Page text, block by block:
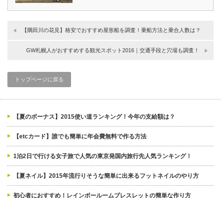
【隅田川の花見】格安でおすすめ屋形船を調査！乗船方法と乗合人数は？
GW札幌人がおすすめする観光スポット2016｜交通手段と穴場も調査！
トップページに戻る
【夏のボーナス】2015使い道ランキング！今年の支給額は？
【etcカード】誰でも簡単に年会費無料で作る方法
1泊2日で行ける女子旅で人気の東京発国内旅行先人気ランキング！
【夏ネイル】2015年流行りそうな簡単に出来るフットネイルのやり方
初心者におすすめ！レインボールームブレスレットの簡単な作り方